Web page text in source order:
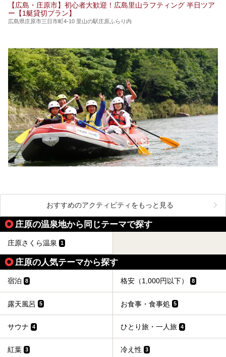
【広島・庄原市】初心者大歓迎！広島里山ラフティング 半日ツア
ー【1艇貸切プラン】
広島県庄原市三日市町4-10 里山の駅庄原ふらり内
おすすめのアクティビティをもっと見る
庄原の温泉地から同じテーマで探す
庄原さくら温泉 1
庄原の人気テーマから探す
宿泊 8 格安（1,000円以下） 8
露天風呂 5 お食事・食事処 5
サウナ 4 ひとり旅・一人旅 4
紅葉 3 冷え性 3